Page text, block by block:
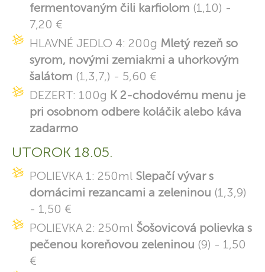
fermentovaným čili karfiolom (1,10) -
7,20 €
HLAVNÉ JEDLO 4: 200g Mletý rezeň so
syrom, novými zemiakmi a uhorkovým
šalátom (1,3,7,) - 5,60 €
DEZERT: 100g K 2-chodovému menu je
pri osobnom odbere koláčik alebo káva
zadarmo
UTOROK 18.05.
POLIEVKA 1: 250ml Slepačí vývar s
domácimi rezancami a zeleninou (1,3,9)
- 1,50 €
POLIEVKA 2: 250ml Šošovicová polievka s
pečenou koreňovou zeleninou (9) - 1,50
€